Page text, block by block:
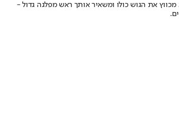
את הגוש כולו ומשאיר אותך ראש מפלגה גדול -